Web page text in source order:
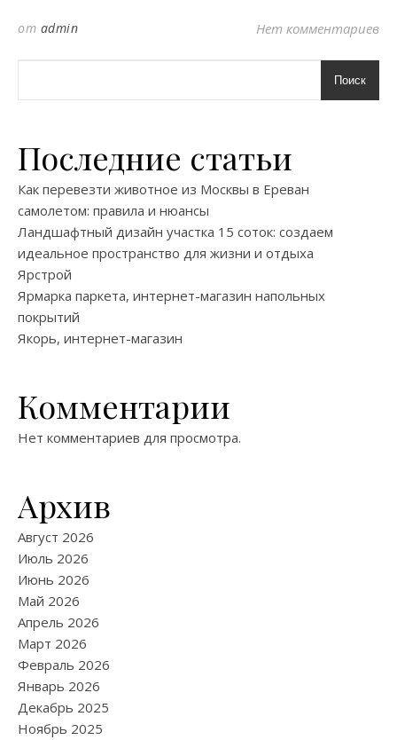
от admin Нет комментариев
Поиск
Последние статьи
Как перевезти животное из Москвы в Ереван
самолетом: правила и нюансы
Ландшафтный дизайн участка 15 соток: создаем
идеальное пространство для жизни и отдыха
Ярстрой
Ярмарка паркета, интернет-магазин напольных
покрытий
Якорь, интернет-магазин
Комментарии
Нет комментариев для просмотра.
Архив
Август 2026
Июль 2026
Июнь 2026
Май 2026
Апрель 2026
Март 2026
Февраль 2026
Январь 2026
Декабрь 2025
Ноябрь 2025